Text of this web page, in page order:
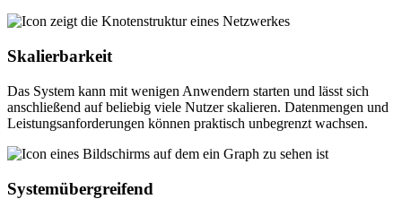
Skalierbarkeit
Das System kann mit wenigen Anwendern starten und lässt sich
anschließend auf beliebig viele Nutzer skalieren. Datenmengen und
Leistungsanforderungen können praktisch unbegrenzt wachsen.
Systemübergreifend